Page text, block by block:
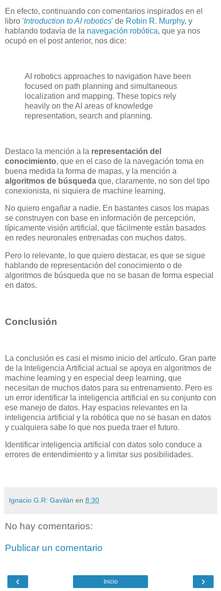
En efecto, continuando con comentarios inspirados en el
libro 'Introduction to AI robotics' de Robin R. Murphy, y
hablando todavía de la navegación robótica, que ya nos
ocupó en el post anterior, nos dice:
AI robotics approaches to navigation have been
focused on path planning and simultaneous
localization and mapping. These topics rely
heavily on the AI areas of knowledge
representation, search and planning.
Destaco la mención a la representación del
conocimiento, que en el caso de la navegación toma en
buena medida la forma de mapas, y la mención a
algoritmos de búsqueda que, claramente, no son del tipo
conexionista, ni siquiera de machine learning.
No quiero engañar a nadie. En bastantes casos los mapas
se construyen con base en información de percepción,
típicamente visión artificial, que fácilmente están basados
en redes neuronales entrenadas con muchos datos.
Pero lo relevante, lo que quiero destacar, es que se sigue
hablando de representación del conocimiento o de
algoritmos de búsqueda que no se basan de forma especial
en datos.
Conclusión
La conclusión es casi el mismo inicio del artículo. Gran parte
de la Inteligencia Artificial actual se apoya en algoritmos de
machine learning y en especial deep learning, que
necesitan de muchos datos para su entrenamiento. Pero es
un error identificar la inteligencia artificial en su conjunto con
ese manejo de datos. Hay espacios relevantes en la
inteligencia artificial y la robótica que no se basan en datos
y cualquiera sabe lo que nos pueda traer el futuro.
Identificar inteligencia artificial con datos solo conduce a
errores de entendimiento y a limitar sus posibilidades.
Ignacio G.R: Gavilán en 8:30
No hay comentarios:
Publicar un comentario
‹ ›
Inicio